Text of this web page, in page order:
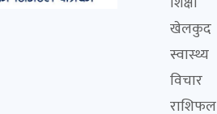
खेलकुद
स्वास्थ्य
विचार
राशिफल